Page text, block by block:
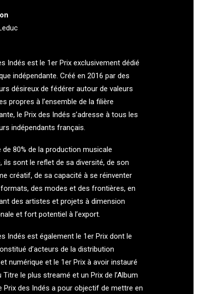
Indés est le 1er Prix exclusivement dédié
indépendante. Créé en 2016 par des
désireux de fédérer autour de valeurs
propres à l’ensemble de la filière
le Prix des Indés s’adresse à tous les
indépendants français.
de 80% de la production musicale
ils sont le reflet de sa diversité, de son
créatif, de sa capacité à se réinventer
des modes et des frontières, en
des artistes et projets à dimension
et fort potentiel à l’export.
Indés est également le 1er Prix dont le
d’acteurs de la distribution
numérique et le 1er Prix à avoir instauré
Titre le plus streamé et un Prix de l’Album
Prix des Indés a pour objectif de mettre en